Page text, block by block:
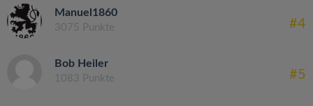
Manuel1860
3075 Punkte #4
Bob Heiler
1083 Punkte #5